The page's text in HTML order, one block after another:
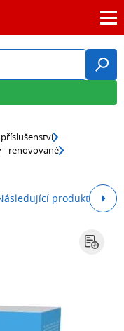
- renovované
produkt